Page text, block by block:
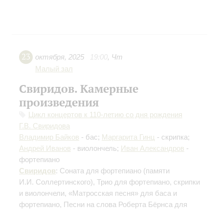
23 октября, 2025 19:00, Чт
Малый зал
Свиридов. Камерные
произведения
Цикл концертов к 110-летию со дня рождения
Г.В. Свиридова
Владимир Байков - бас; Маргарита Гинц - скрипка;
Андрей Иванов - виолончель; Иван Александров -
фортепиано
Свиридов: Соната для фортепиано (памяти
И.И. Соллертинского), Трио для фортепиано, скрипки
и виолончели, «Матросская песня» для баса и
фортепиано, Песни на слова Роберта Бёрнса для